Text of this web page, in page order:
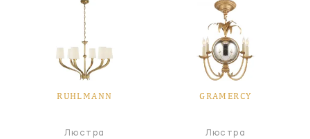
RUHLMANN
Люстра
GRAMERCY
Люстра